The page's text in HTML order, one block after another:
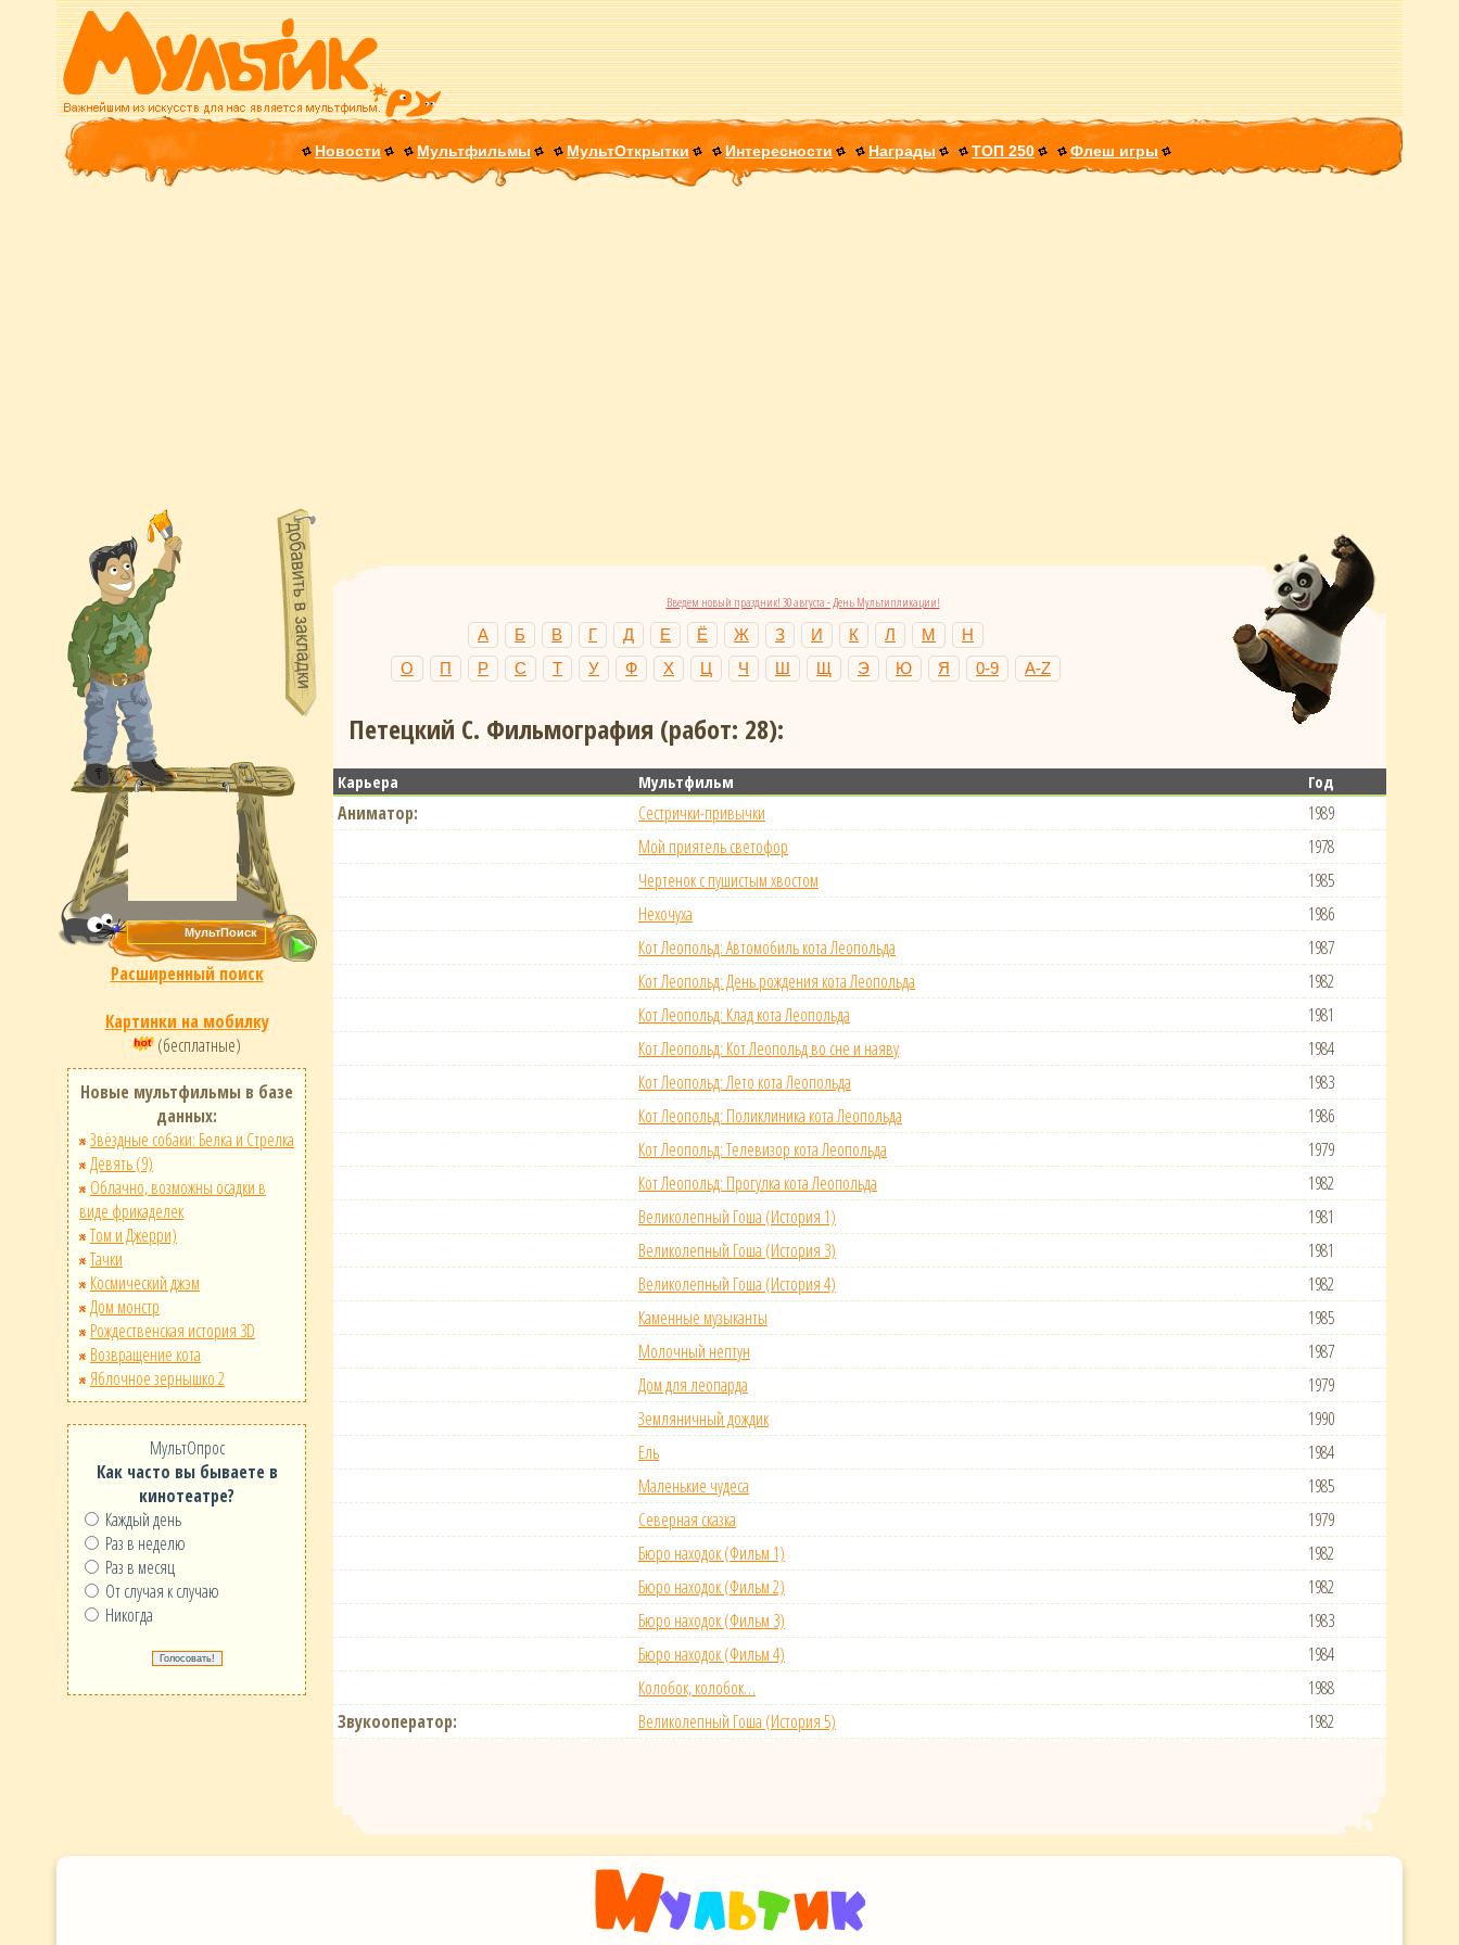
Новости Мультфильмы МультОткрытки Интересности Награды ТОП 250 Флеш игры
Расширенный поиск
Картинки на мобилку
(бесплатные)
Новые мультфильмы в базе
данных:
Звёздные собаки: Белка и Стрелка
Девять (9)
Облачно, возможны осадки в
виде фрикаделек
Том и Джерри)
Тачки
Космический джэм
Дом монстр
Рождественская история 3D
Возвращение кота
Яблочное зернышко 2
МультОпрос
Как часто вы бываете в
кинотеатре?
Каждый день
Раз в неделю
Раз в месяц
От случая к случаю
Никогда
Введем новый праздник! 30 августа - День Мультипликации!
А Б В Г Д Е Ё Ж З И К Л М
Н
О
П Р С Т У Ф Х Ц Ч Ш Щ Э Ю Я 0-9 A-Z
Петецкий С. Фильмография (работ: 28):
Карьера Мультфильм Год
Аниматор: Сестрички-привычки
1989
Мой приятель светофор
1978
Чертенок с пушистым хвостом
1985
Нехочуха
1986
Кот Леопольд: Автомобиль кота Леопольда
1987
Кот Леопольд: День рождения кота Леопольда
1982
Кот Леопольд: Клад кота Леопольда
1981
Кот Леопольд: Кот Леопольд во сне и наяву
1984
Кот Леопольд: Лето кота Леопольда
1983
Кот Леопольд: Поликлиника кота Леопольда
1986
Кот Леопольд: Телевизор кота Леопольда
1979
Кот Леопольд: Прогулка кота Леопольда
1982
Великолепный Гоша (История 1)
1981
Великолепный Гоша (История 3)
1981
Великолепный Гоша (История 4)
1982
Каменные музыканты
1985
Молочный нептун
1987
Дом для леопарда
1979
Земляничный дождик
1990
Ель
1984
Маленькие чудеса
1985
Северная сказка
1979
Бюро находок (Фильм 1)
1982
Бюро находок (Фильм 2)
1982
Бюро находок (Фильм 3)
1983
Бюро находок (Фильм 4)
1984
Колобок, колобок…
1988
Звукооператор:
Великолепный Гоша (История 5) 1982